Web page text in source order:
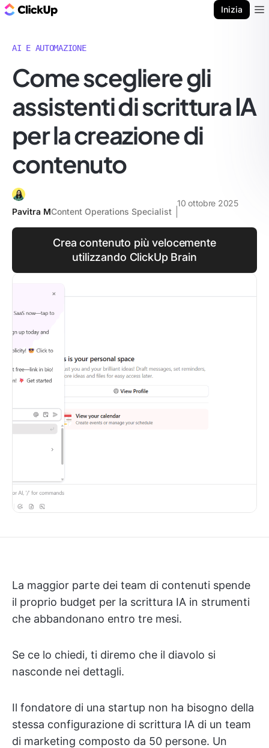
Inizia
AI E AUTOMAZIONE
Come scegliere gli
assistenti di scrittura IA
per la creazione di
contenuto
Pavitra MContent Operations Specialist
10 ottobre 2025
Crea contenuto più velocemente
utilizzando ClickUp Brain
La maggior parte dei team di contenuti spende
il proprio budget per la scrittura IA in strumenti
che abbandonano entro tre mesi.
Se ce lo chiedi, ti diremo che il diavolo si
nasconde nei dettagli.
Il fondatore di una startup non ha bisogno della
stessa configurazione di scrittura IA di un team
di marketing composto da 50 persone. Un